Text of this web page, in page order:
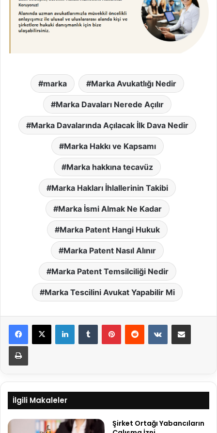
marka Marka Avukatlığı Nedir
Marka Davaları Nerede Açılır
Marka Davalarında Açılacak İlk Dava Nedir
Marka Hakkı ve Kapsamı
Marka hakkına tecavüz
Marka Hakları İhlallerinin Takibi
Marka İsmi Almak Ne Kadar
Marka Patent Hangi Hukuk
Marka Patent Nasıl Alınır
Marka Patent Temsilciliği Nedir
Marka Tescilini Avukat Yapabilir Mi
LinkedInTumblr PinterestReddit VKontakteE-Posta ile paylaş
Yazdır
İlgili Makaleler
Şirket Ortağı Yabancıların